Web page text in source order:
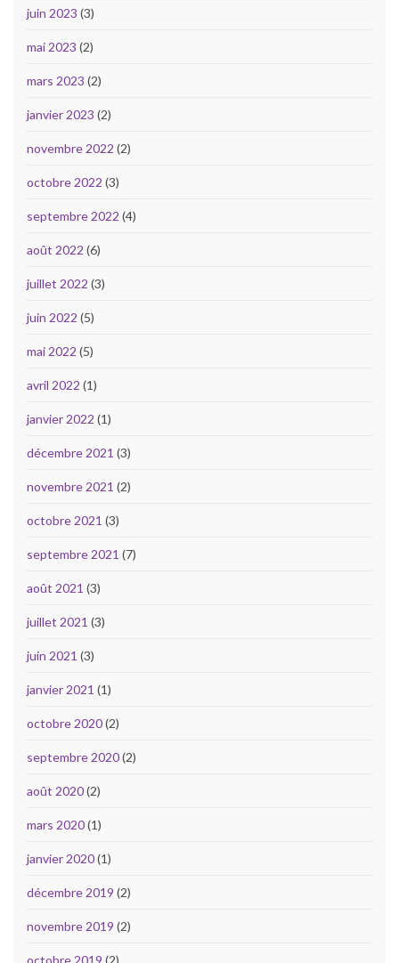
juin 2023 (3)
mai 2023 (2)
mars 2023 (2)
janvier 2023 (2)
novembre 2022 (2)
octobre 2022 (3)
septembre 2022 (4)
août 2022 (6)
juillet 2022 (3)
juin 2022 (5)
mai 2022 (5)
avril 2022 (1)
janvier 2022 (1)
décembre 2021 (3)
novembre 2021 (2)
octobre 2021 (3)
septembre 2021 (7)
août 2021 (3)
juillet 2021 (3)
juin 2021 (3)
janvier 2021 (1)
octobre 2020(2)
septembre 2020(2)
août 2020(2)
mars 2020(1)
janvier 2020(1)
décembre 2019 (2)
novembre 2019 (2)